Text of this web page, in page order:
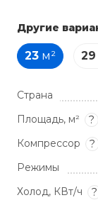
Другие
23м² 29
Страна
Площадь, м²
?
Компрессор
?
Режимы
Холод, КВт/ч
?